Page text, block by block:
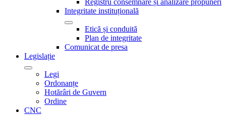
Registru consemnare și analizare propuneri
Integritate instituțională
Etică și conduită
Plan de integritate
Comunicat de presa
Legislație
Legi
Ordonanțe
Hotărâri de Guvern
Ordine
CNC